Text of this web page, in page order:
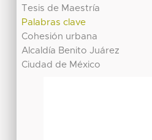
Tesis de Maestría
Palabras clave
Cohesión urbana
Alcaldía Benito Juárez
Ciudad de México